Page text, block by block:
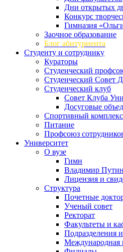
Дни открытых
Конкурс
Гимназия
Заочное образование
Блог абитуриента
Студенту и сотруднику
Кураторы
Студенческий
Студенческий Совет
Студенческий клуб
Совет Клуба
Досуговые
Спортивный
Питание
Профсоюз
Университет
О вузе
Гимн
Владимир
Лицензия и
Структура
Почетные
Ученый совет
Ректорат
Факультеты и
Подразделения
Международная